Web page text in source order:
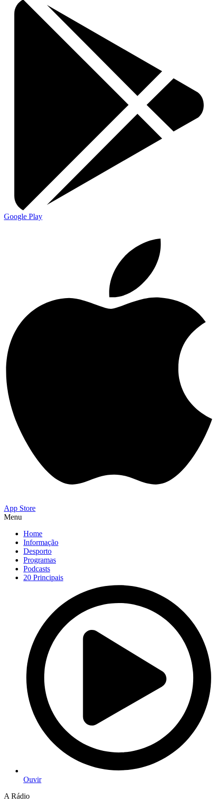
Google Play
App Store
Menu
Home
Informação
Desporto
Programas
Podcasts
20 Principais
Ouvir
A Rádio